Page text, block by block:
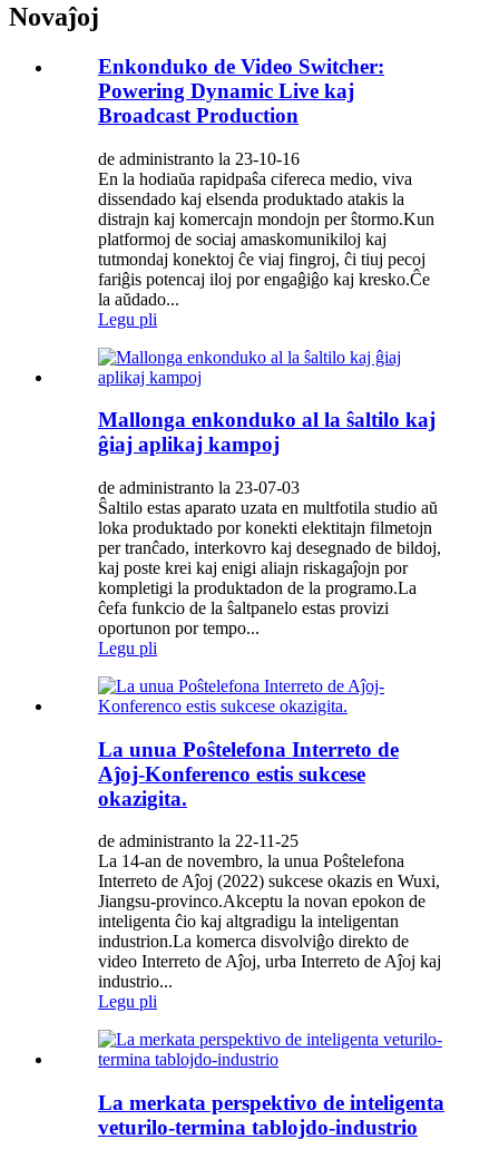
Novaĵoj
Enkonduko de Video Switcher:
Powering Dynamic Live kaj
Broadcast Production
de administranto la 23-10-16
En la hodiaŭa rapidpaŝa cifereca medio, viva
dissendado kaj elsenda produktado atakis la
distrajn kaj komercajn mondojn per ŝtormo.Kun
platformoj de sociaj amaskomunikiloj kaj
tutmondaj konektoj ĉe viaj fingroj, ĉi tiuj pecoj
fariĝis potencaj iloj por engaĝiĝo kaj kresko.Ĉe
la aŭdado...
Legu pli
Mallonga enkonduko al la ŝaltilo kaj
ĝiaj aplikaj kampoj
de administranto la 23-07-03
Ŝaltilo estas aparato uzata en multfotila studio aŭ
loka produktado por konekti elektitajn filmetojn
per tranĉado, interkovro kaj desegnado de bildoj,
kaj poste krei kaj enigi aliajn riskagaĵojn por
kompletigi la produktadon de la programo.La
ĉefa funkcio de la ŝaltpanelo estas provizi
oportunon por tempo...
Legu pli
La unua Poŝtelefona Interreto de
Aĵoj-Konferenco estis sukcese
okazigita.
de administranto la 22-11-25
La 14-an de novembro, la unua Poŝtelefona
Interreto de Aĵoj (2022) sukcese okazis en Wuxi,
Jiangsu-provinco.Akceptu la novan epokon de
inteligenta ĉio kaj altgradigu la inteligentan
industrion.La komerca disvolviĝo direkto de
video Interreto de Aĵoj, urba Interreto de Aĵoj kaj
industrio...
Legu pli
La merkata perspektivo de inteligenta
veturilo-termina tablojdo-industrio